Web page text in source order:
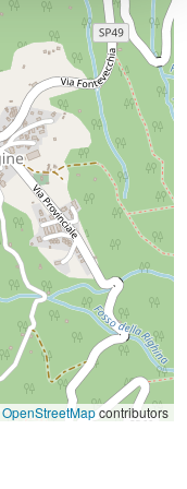
OpenStreetMapcontributors